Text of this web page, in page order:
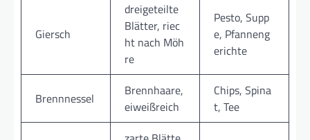
Giersch
dreigeteilte
Blätter, riec
ht nach Möh
re
Pesto, Supp
e, Pfanneng
erichte
Brennnessel
Brennhaare,
eiweißreich
Chips, Spina
t, Tee